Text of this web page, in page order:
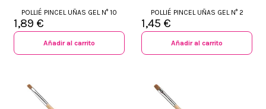
POLLIÉ PINCEL UÑAS GEL N° 10
1,89 €
Añadir al carrito
POLLIÉ PINCEL UÑAS GEL N° 2
1,45 €
Añadir al carrito